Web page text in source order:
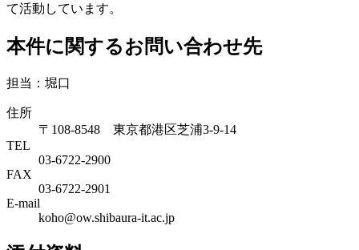
て活動しています。
本件に関するお問い合わせ先
担当：堀口
住所
〒108-8548 東京都港区芝浦3-9-14
TEL
03-6722-2900
FAX
03-6722-2901
E-mail
koho@ow.shibaura-it.ac.jp